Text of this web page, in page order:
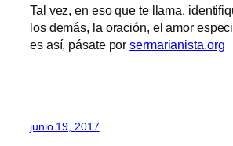
Tal vez, en eso que te llama,
los demás, la oración, el amor
es así, pásate porsermarianista.org
junio 19, 2017